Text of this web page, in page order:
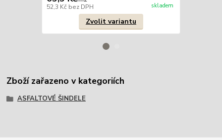
52,3 Kč bez DPH skladem
Zvolit variantu
Zboží zařazeno v kategoriích
ASFALTOVÉ ŠINDELE